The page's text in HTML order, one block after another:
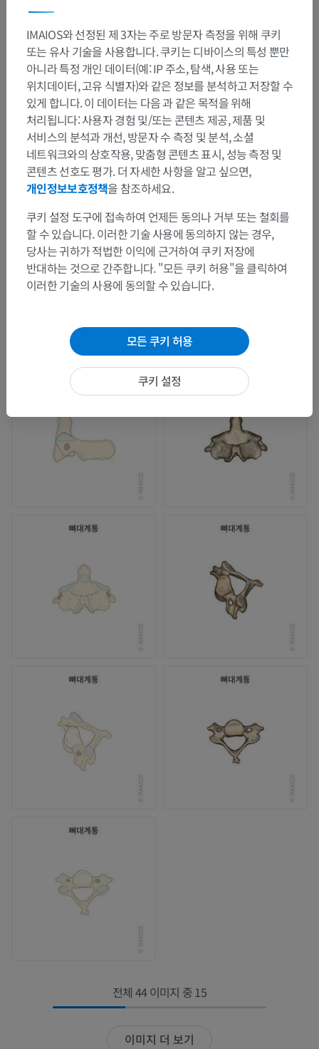
전체 44 이미지 중 15
이미지 더 보기
IMAIOS와 선정된 제 3자는 주로 방문자 측정을 위해 쿠키
또는 유사 기술을 사용합니다. 쿠키는 디바이스의 특성 뿐만
아니라 특정 개인 데이터(예: IP 주소, 탐색, 사용 또는
위치데이터, 고유 식별자)와 같은 정보를 분석하고 저장할 수
있게 합니다. 이 데이터는 다음 과 같은 목적을 위해
처리됩니다: 사용자 경험 및/또는 콘텐츠 제공, 제품 및
서비스의 분석과 개선, 방문자 수 측정 및 분석, 소셜
네트워크와의 상호작용, 맞춤형 콘텐츠 표시, 성능 측정 및
콘텐츠 선호도 평가. 더 자세한 사항을 알고 싶으면,
개인정보보호정책을 참조하세요.
쿠키 설정 도구에 접속하여 언제든 동의나 거부 또는 철회를
할 수 있습니다. 이러한 기술 사용에 동의하지 않는 경우,
당사는 귀하가 적법한 이익에 근거하여 쿠키 저장에
반대하는 것으로 간주합니다. "모든 쿠키 허용"을 클릭하여
이러한 기술의 사용에 동의할 수 있습니다.
모든 쿠키 허용
쿠키 설정